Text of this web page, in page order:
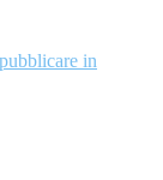
in